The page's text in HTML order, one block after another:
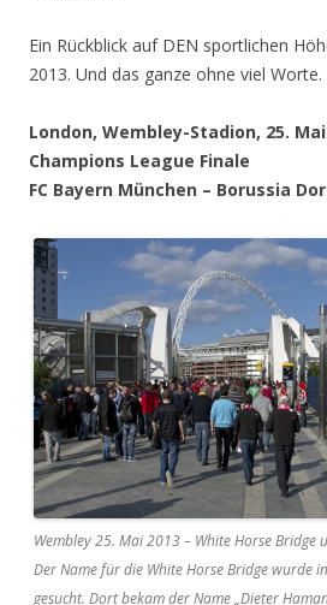
Ein Rückblick auf DEN sportlichen
2013. Und das ganze ohne viel Worte.
London, Wembley-Stadion, 25. Mai
Champions League Finale
FC Bayern München – Borussia
Wembley 25. Mai 2013 – White Horse Bridge
Der Name für die White Horse Bridge wurde
gesucht. Dort bekam der Name „Dieter